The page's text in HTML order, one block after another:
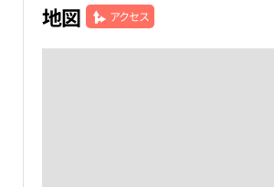
地図 アクセス